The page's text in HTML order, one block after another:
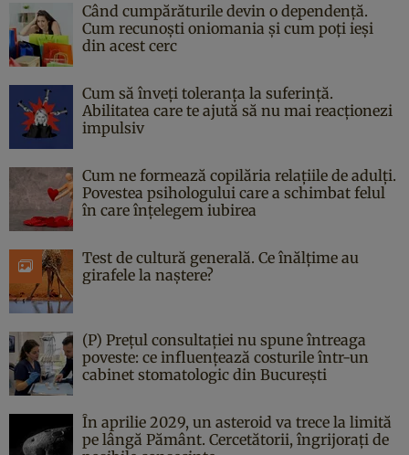
Când cumpărăturile devin o dependență.
Cum recunoști oniomania și cum poți ieși
din acest cerc
Cum să înveți toleranța la suferință.
Abilitatea care te ajută să nu mai reacționezi
impulsiv
Cum ne formează copilăria relațiile de adulți.
Povestea psihologului care a schimbat felul
în care înțelegem iubirea
Test de cultură generală. Ce înălțime au
girafele la naștere?
(P) Prețul consultației nu spune întreaga
poveste: ce influențează costurile într-un
cabinet stomatologic din București
În aprilie 2029, un asteroid va trece la limită
pe lângă Pământ. Cercetătorii, îngrijorați de